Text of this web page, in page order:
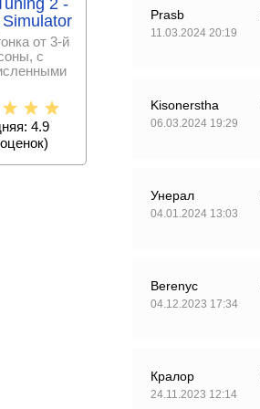
Prasb
11.03.2024 20:19
Kisonerstha
06.03.2024 19:29
Унерал
04.01.2024 13:03
Berenyc
04.12.2023 17:34
Кралор
24.11.2023 12:14
2 -
от 3-й
с
трасс и
4.9
оценок)